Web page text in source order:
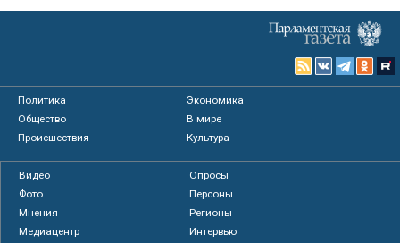
Политика
Экономика
Общество
В мире
Происшествия
Культура
Видео
Опросы
Фото
Персоны
Мнения
Регионы
Медиацентр
Интервью